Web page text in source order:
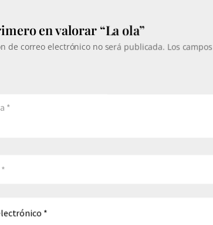
en valorar “La ola”
de correo electrónico no será publicada. Los